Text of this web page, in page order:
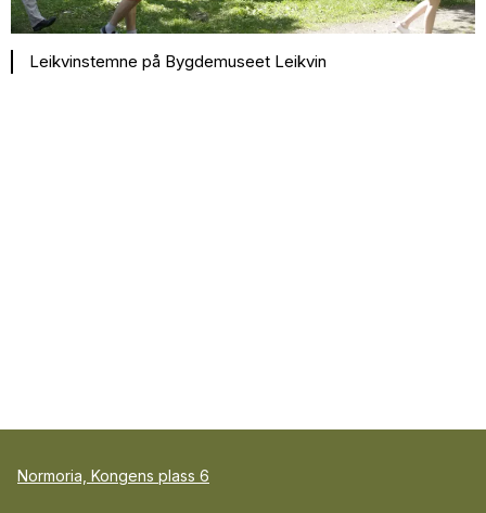
Leikvinstemne på Bygdemuseet Leikvin
Normoria, Kongens plass 6